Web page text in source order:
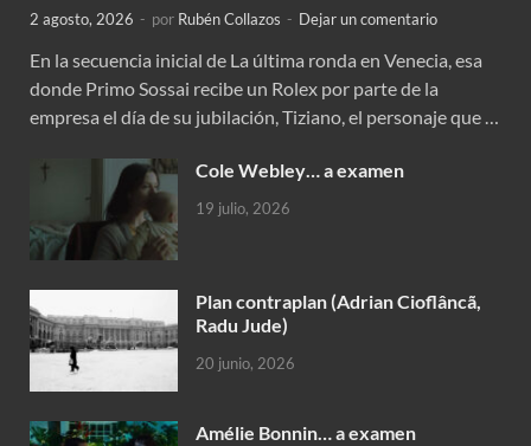
2 agosto, 2026 - por Rubén Collazos - Dejar un comentario
En la secuencia inicial de La última ronda en Venecia, esa
donde Primo Sossai recibe un Rolex por parte de la
empresa el día de su jubilación, Tiziano, el personaje que …
Cole Webley… a examen
19 julio, 2026
Plan contraplan (Adrian Cioflâncã,
Radu Jude)
20 junio, 2026
Amélie Bonnin… a examen